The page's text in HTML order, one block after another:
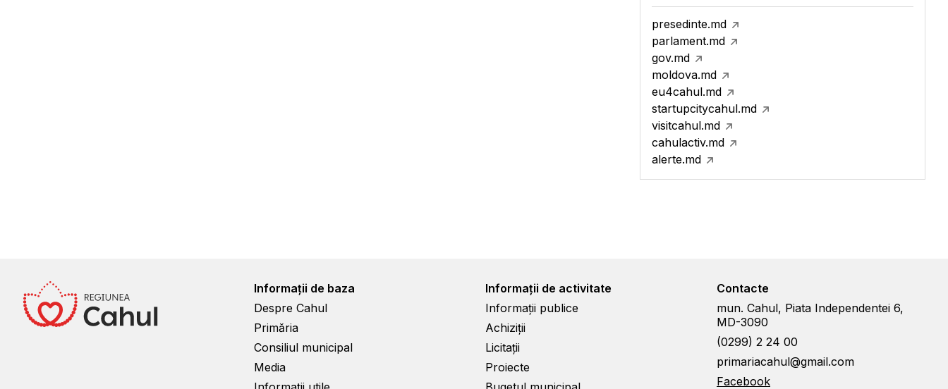
presedinte.md
parlament.md
gov.md
moldova.md
eu4cahul.md
startupcitycahul.md
visitcahul.md
cahulactiv.md
alerte.md
Informații de baza
Despre Cahul
Primăria
Consiliul municipal
Media
Informații de activitate
Informații publice
Achiziții
Licitații
Proiecte
Contacte
mun. Cahul, Piata Independentei 6,
MD-3090
(0299) 2 24 00
primariacahul@gmail.com
Facebook